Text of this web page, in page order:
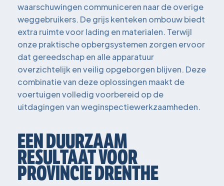
waarschuwingen communiceren naar de overige
weggebruikers. De grijs kenteken ombouw biedt
extra ruimte voor lading en materialen. Terwijl
onze praktische opbergsystemen zorgen ervoor
dat gereedschap en alle apparatuur
overzichtelijk en veilig opgeborgen blijven. Deze
combinatie van deze oplossingen maakt de
voertuigen volledig voorbereid op de
uitdagingen van weginspectiewerkzaamheden.
EEN DUURZAAM
RESULTAAT VOOR
PROVINCIE DRENTHE